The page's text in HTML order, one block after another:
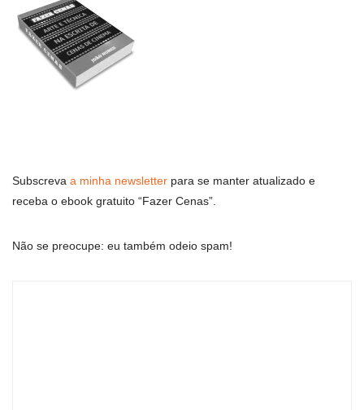
Subscreva a minha newsletter para se manter atualizado e
receba o ebook gratuito “Fazer Cenas”.
Não se preocupe: eu também odeio spam!